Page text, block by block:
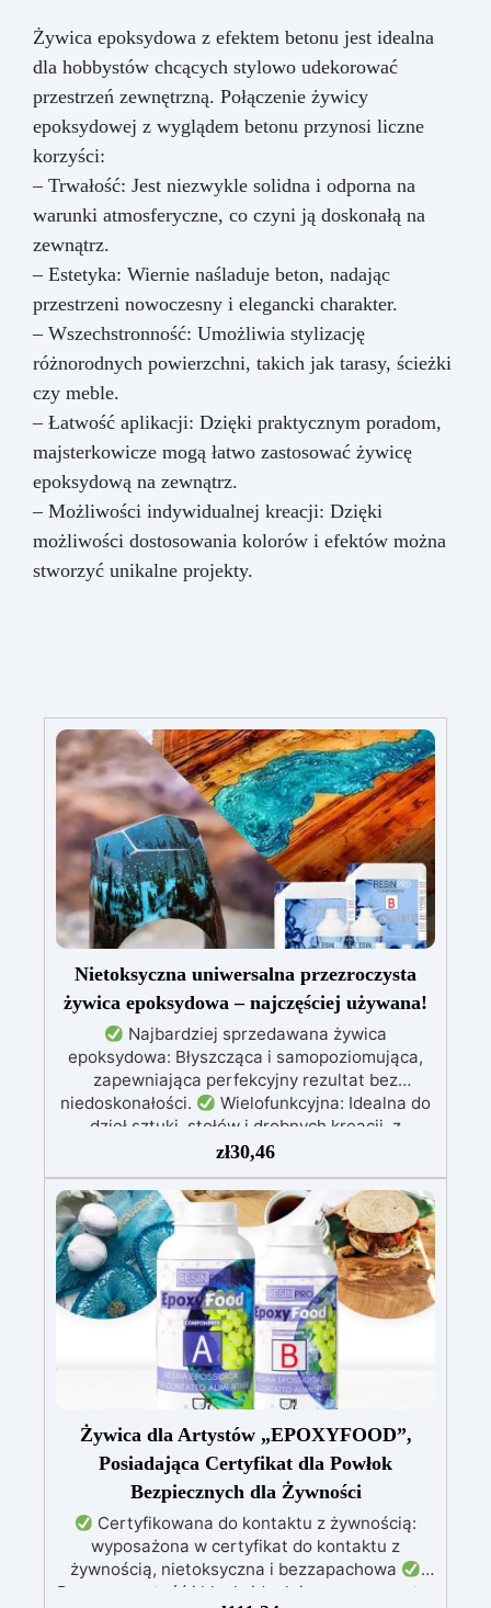
Żywica epoksydowa z efektem betonu jest idealna
dla hobbystów chcących stylowo udekorować
przestrzeń zewnętrzną. Połączenie żywicy
epoksydowej z wyglądem betonu przynosi liczne
korzyści:
– Trwałość: Jest niezwykle solidna i odporna na
warunki atmosferyczne, co czyni ją doskonałą na
zewnątrz.
– Estetyka: Wiernie naśladuje beton, nadając
przestrzeni nowoczesny i elegancki charakter.
– Wszechstronność: Umożliwia stylizację
różnorodnych powierzchni, takich jak tarasy, ścieżki
czy meble.
– Łatwość aplikacji: Dzięki praktycznym poradom,
majsterkowicze mogą łatwo zastosować żywicę
epoksydową na zewnątrz.
– Możliwości indywidualnej kreacji: Dzięki
możliwości dostosowania kolorów i efektów można
stworzyć unikalne projekty.
Nietoksyczna uniwersalna przezroczysta
żywica epoksydowa – najczęściej używana!
Najbardziej sprzedawana żywica
epoksydowa: Błyszcząca i samopoziomująca,
zapewniająca perfekcyjny rezultat bez
niedoskonałości.
Wielofunkcyjna: Idealna do
dzieł sztuki, stołów i drobnych kreacji, z
możliwością wylewania od 1 mm do 2 cm.
Odporna na zarysowania i promieniowanie UV:
Gwarantuje trwałe, intensywne i nienaruszone
prace, które nie żółkną z biegiem czasu.
Niska lepkość i formuła przeciwbąbelkowa: Dla
perfekcyjnych rezultatów, idealna do wlewania
do form i zatapiania.
Certyfikowana jako
bezpieczna po utwardzeniu: Bezpieczna w
kontakcie ze skórą, wolna od BPA i VoC,
zapewniając bezpieczeństwo i wysoką jakość.
zł30,46
Żywica dla Artystów „EPOXYFOOD”,
Posiadająca Certyfikat dla Powłok
Bezpiecznych dla Żywności
Certyfikowana do kontaktu z żywnością:
wyposażona w certyfikat do kontaktu z
żywnością, nietoksyczna i bezzapachowa
Przezroczystość i blask: idealnie przezroczyste,